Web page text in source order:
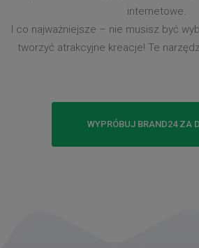
internetowe.
I co najważniejsze – nie musisz być
tworzyć atrakcyjne kreacje! Te
WYPRÓBUJ BRAND24 ZA